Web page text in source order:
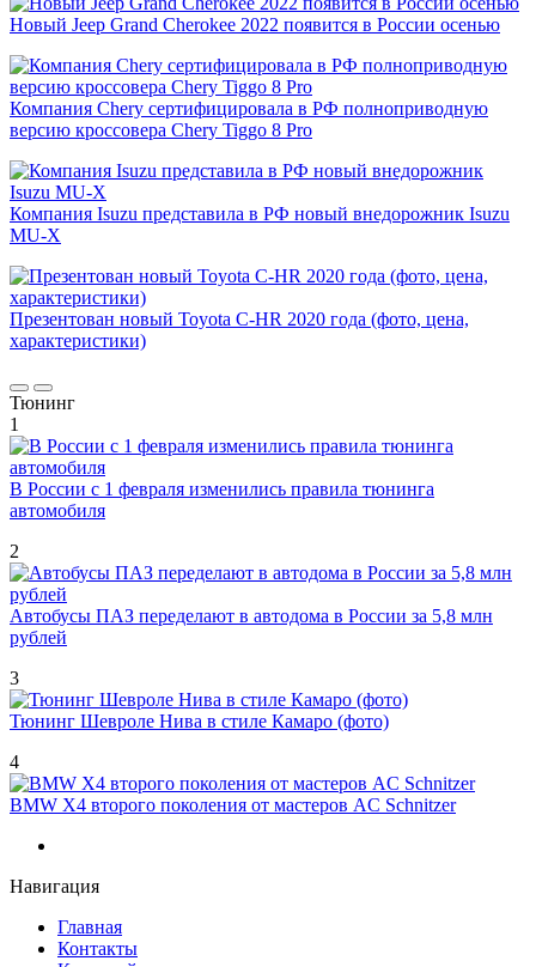
Новый Jeep Grand Cherokee 2022 появится в России осенью
Компания Chery сертифицировала в РФ полноприводную
версию кроссовера Chery Tiggo 8 Pro
Компания Isuzu представила в РФ новый внедорожник Isuzu
MU-X
Презентован новый Toyota C-HR 2020 года (фото, цена,
характеристики)
Тюнинг
1
В России с 1 февраля изменились правила тюнинга
автомобиля
2
Автобусы ПАЗ переделают в автодома в России за 5,8 млн
рублей
3
Тюнинг Шевроле Нива в стиле Камаро (фото)
4
BMW X4 второго поколения от мастеров AC Schnitzer
Навигация
Главная
Контакты